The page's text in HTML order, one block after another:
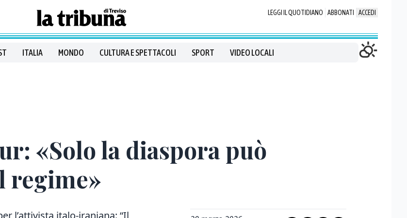
LEGGI IL QUOTIDIANO ABBONATI ACCEDI
ITALIA MONDO CULTURA E SPETTACOLI SPORT VIDEO LOCALI
«Solo la diaspora può
regime»
l’attivista italo-iraniana: “Il